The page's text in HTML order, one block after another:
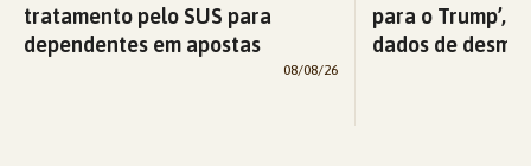
tratamento pelo SUS para
dependentes em apostas
08/08/26
para o Trump’,
dados de